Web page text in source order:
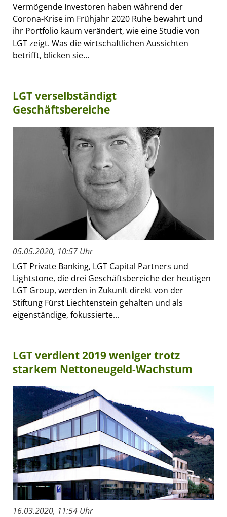
Vermögende Investoren haben während der
Corona-Krise im Frühjahr 2020 Ruhe bewahrt und
ihr Portfolio kaum verändert, wie eine Studie von
LGT zeigt. Was die wirtschaftlichen Aussichten
betrifft, blicken sie...
LGT verselbständigt
Geschäftsbereiche
05.05.2020, 10:57 Uhr
LGT Private Banking, LGT Capital Partners und
Lightstone, die drei Geschäftsbereiche der heutigen
LGT Group, werden in Zukunft direkt von der
Stiftung Fürst Liechtenstein gehalten und als
eigenständige, fokussierte...
LGT verdient 2019 weniger trotz
starkem Nettoneugeld-Wachstum
16.03.2020, 11:54 Uhr